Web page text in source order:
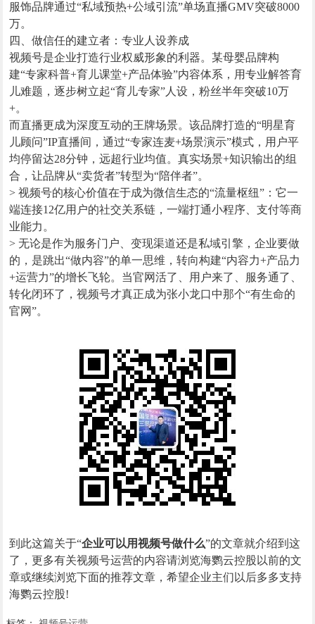
服饰品牌通过“私域预热+公域引流”单场直播GMV突破8000
万。
四、做信任的建立者：专业人设养成
视频号是企业打造行业权威形象的利器。某母婴品牌构
建“专家科普+育儿课堂+产品体验”内容体系，用专业解答育
儿难题，逐步树立起“育儿专家”人设，粉丝半年突破10万
+。
而直播更成为深度互动的王牌场景。该品牌打造的“明星育
儿顾问”IP直播间，通过“专家连麦+场景演示”模式，用户平
均停留达28分钟，远超行业均值。真实场景+知识输出的组
合，让品牌从“卖货者”转型为“陪伴者”。
> 视频号的核心价值在于成为微信生态的“流量枢纽”：它一
端连接12亿用户的社交关系链，一端打通小程序、支付等商
业能力。
> 无论是作为服务门户、变现渠道还是私域引擎，企业要做
的，是跳出“做内容”的单一思维，转向构建“内容力+产品力
+运营力”的增长飞轮。当官网活了、用户来了、服务通了、
转化闭环了，视频号才真正成为张小龙口中那个“有生命的
官网”。
到此这篇关于“企业可以用视频号做什么”的文章就介绍到这
了，更多有关视频号运营的内容请浏览海鹦云控股以前的文
章或继续浏览下面的推荐文章，希望企业主们以后多多支持
海鹦云控股!